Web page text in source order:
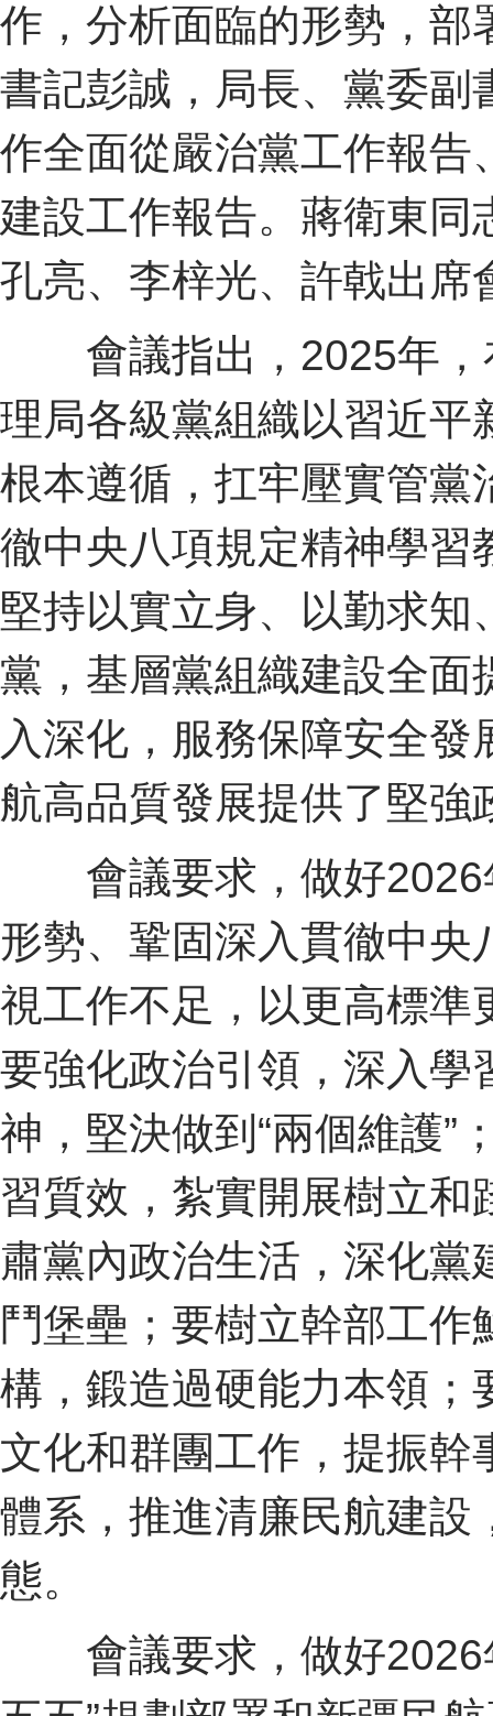
作，分析面臨的形勢，部
書記彭誠，局長、黨委副
作全面從嚴治黨工作報告
建設工作報告。蔣衛東同
孔亮、李梓光、許戟出席
會議指出，2025年，
理局各級黨組織以習近平
根本遵循，扛牢壓實管黨
徹中央八項規定精神學習
堅持以實立身、以勤求
黨，基層黨組織建設全面
入深化，服務保障安全
航高品質發展提供了堅強
會議要求，做好2026
形勢、鞏固深入貫徹中
視工作不足，以更高標準
要強化政治引領，深入學
神，堅決做到“兩個維護”
習質效，紮實開展樹立
肅黨內政治生活，深化
鬥堡壘；要樹立幹部工
構，鍛造過硬能力本領；
文化和群團工作，提振幹
體系，推進清廉民航建設
態。
會議要求，做好2026